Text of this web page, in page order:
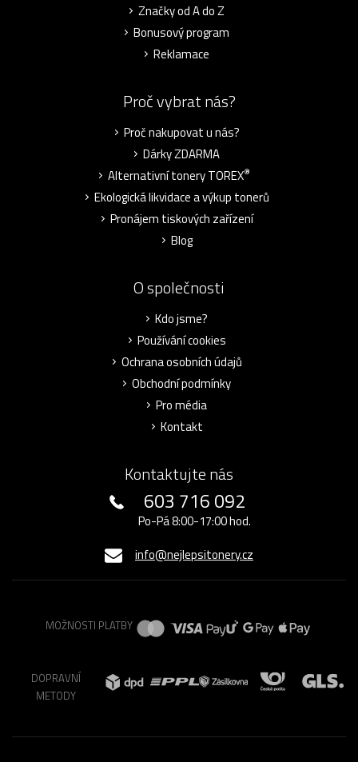
Značky od A do Z
Bonusový program
Reklamace
Proč vybrat nás?
Proč nakupovat u nás?
Dárky ZDARMA
Alternativní tonery TOREX®
Ekologická likvidace a výkup tonerů
Pronájem tiskových zařízení
Blog
O společnosti
Kdo jsme?
Používání cookies
Ochrana osobních údajů
Obchodní podmínky
Pro média
Kontakt
Kontaktujte nás
603 716 092
Po-Pá 8:00-17:00 hod.
info@nejlepsitonery.cz
MOŽNOSTI PLATBY
DOPRAVNÍ
METODY